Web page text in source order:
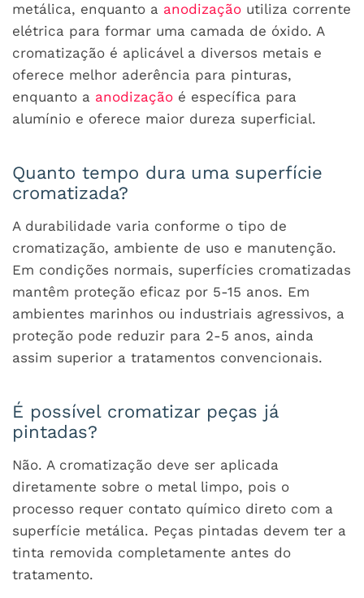
metálica, enquanto a anodização utiliza corrente
elétrica para formar uma camada de óxido. A
cromatização é aplicável a diversos metais e
oferece melhor aderência para pinturas,
enquanto a anodização é específica para
alumínio e oferece maior dureza superficial.
Quanto tempo dura uma superfície
cromatizada?
A durabilidade varia conforme o tipo de
cromatização, ambiente de uso e manutenção.
Em condições normais, superfícies cromatizadas
mantêm proteção eficaz por 5-15 anos. Em
ambientes marinhos ou industriais agressivos, a
proteção pode reduzir para 2-5 anos, ainda
assim superior a tratamentos convencionais.
É possível cromatizar peças já
pintadas?
Não. A cromatização deve ser aplicada
diretamente sobre o metal limpo, pois o
processo requer contato químico direto com a
superfície metálica. Peças pintadas devem ter a
tinta removida completamente antes do
tratamento.